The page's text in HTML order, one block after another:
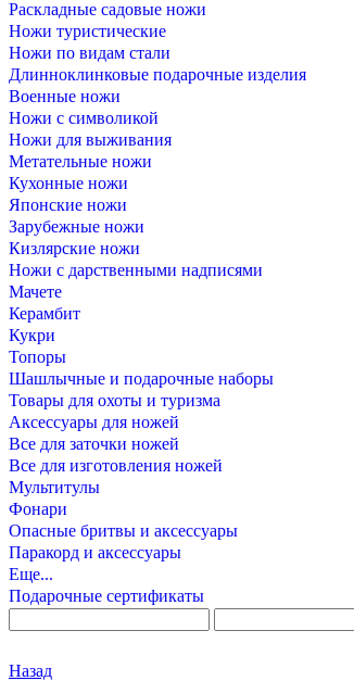
Раскладные садовые ножи
Ножи туристические
Ножи по видам стали
Длинноклинковые подарочные изделия
Военные ножи
Ножи с символикой
Ножи для выживания
Метательные ножи
Кухонные ножи
Японские ножи
Зарубежные ножи
Кизлярские ножи
Ножи с дарственными надписями
Мачете
Керамбит
Кукри
Топоры
Шашлычные и подарочные наборы
Товары для охоты и туризма
Аксессуары для ножей
Все для заточки ножей
Все для изготовления ножей
Мультитулы
Фонари
Опасные бритвы и аксессуары
Паракорд и аксессуары
Еще...
Подарочные сертификаты
Назад